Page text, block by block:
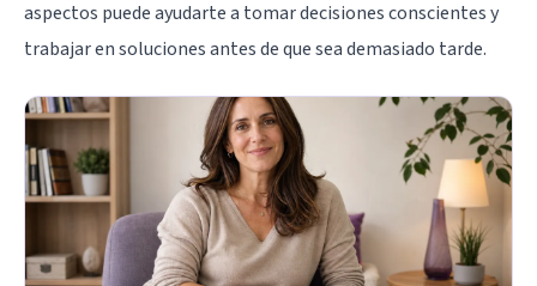
aspectos puede ayudarte a tomar decisiones conscientes y
trabajar en soluciones antes de que sea demasiado tarde.